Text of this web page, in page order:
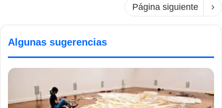
Página siguiente
Algunas sugerencias